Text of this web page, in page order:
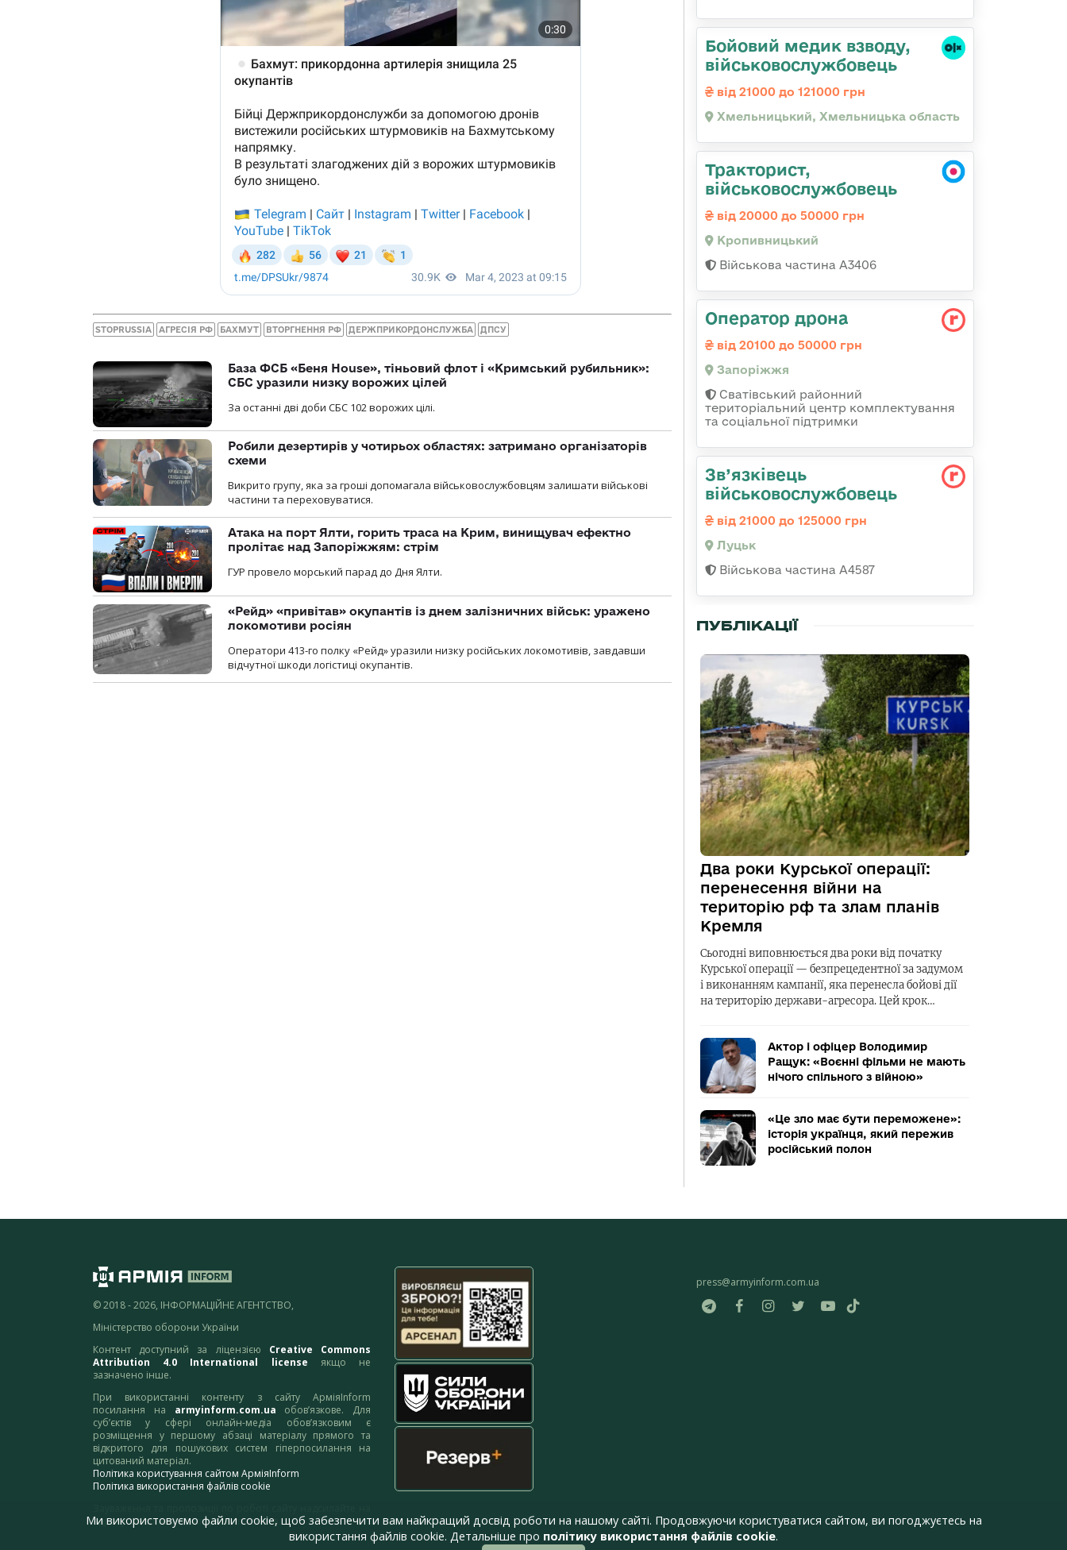
STOPRUSSIA АГРЕСІЯ РФ БАХМУТ ВТОРГНЕННЯ РФ ДЕРЖПРИКОРДОНСЛУЖБА ДПСУ
База ФСБ «Беня House», тіньовий флот і «Кримський рубильник»:
СБС уразили низку ворожих цілей
За останні дві доби СБС 102 ворожих цілі.
Робили дезертирів у чотирьох областях: затримано організаторів
схеми
Викрито групу, яка за гроші допомагала військовослужбовцям залишати військові
частини та переховуватися.
Атака на порт Ялти, горить траса на Крим, винищувач ефектно
пролітає над Запоріжжям: стрім
ГУР провело морський парад до Дня Ялти.
«Рейд» «привітав» окупантів із днем залізничних військ: уражено
локомотиви росіян
Оператори 413-го полку «Рейд» уразили низку російських локомотивів, завдавши
відчутної шкоди логістиці окупантів.
Бойовий медик взводу,
військовослужбовець
від 21000 до 121000 грн
Хмельницький, Хмельницька область
Тракторист,
військовослужбовець
від 20000 до 50000 грн
Кропивницький
Військова частина А3406
Оператор дрона
від 20100 до 50000 грн
Запоріжжя
Сватівський районний
територіальний центр комплектування
та соціальної підтримки
Зв’язківець
військовослужбовець
від 21000 до 125000 грн
Луцьк
Військова частина А4587
ПУБЛІКАЦІЇ
Два роки Курської операції:
перенесення війни на
територію рф та злам планів
Кремля
Сьогодні виповнюється два роки від початку
Курської операції — безпрецедентної за задумом
і виконанням кампанії, яка перенесла бойові дії
на територію держави-агресора. Цей крок…
Актор і офіцер Володимир
Ращук: «Воєнні фільми не мають
нічого спільного з війною»
«Це зло має бути переможене»:
історія українця, який пережив
російський полон
© 2018 - 2026, ІНФОРМАЦІЙНЕ АГЕНТСТВО,
Міністерство оборони України
Контент доступний за ліцензією Creative Commons
Attribution 4.0 International license якщо не
зазначено інше.
При використанні контенту з сайту АрміяInform
посилання на armyinform.com.ua обов’язкове. Для
суб’єктів у сфері онлайн-медіа обов’язковим є
розміщення у першому абзаці матеріалу прямого та
відкритого для пошукових систем гіперпосилання на
цитований матеріал.
Політика користування сайтом АрміяInform
Політика використання файлів cookie
адресу:webmaster@armyinform.com.ua
press@armyinform.com.ua
Ми використовуємо файли cookie, щоб забезпечити вам найкращий досвід роботи на нашому сайті. Продовжуючи користуватися сайтом, ви погоджуєтесь на
використання файлів cookie. Детальніше про політику використання файлів cookie.